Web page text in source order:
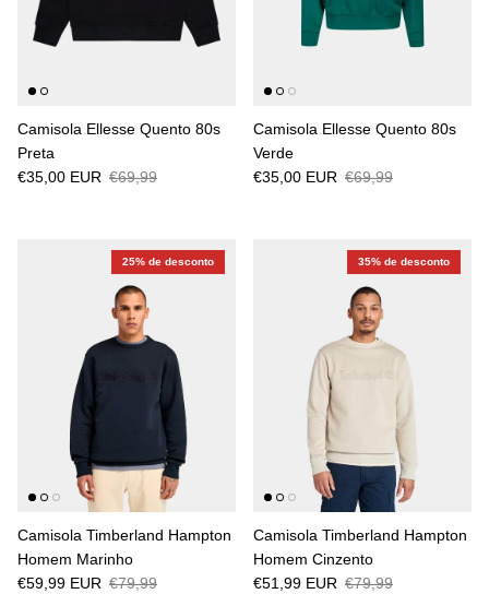
Camisola Ellesse Quento 80s
Preta
€35,00 EUR €69,99
Camisola Ellesse Quento 80s
Verde
€35,00 EUR €69,99
25% de desconto
Camisola Timberland Hampton
Homem Marinho
€59,99 EUR €79,99
35% de desconto
Camisola Timberland Hampton
Homem Cinzento
€51,99 EUR €79,99